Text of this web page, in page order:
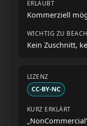
Kommerziell
Kein Zuschnitt,
CC-BY-NC